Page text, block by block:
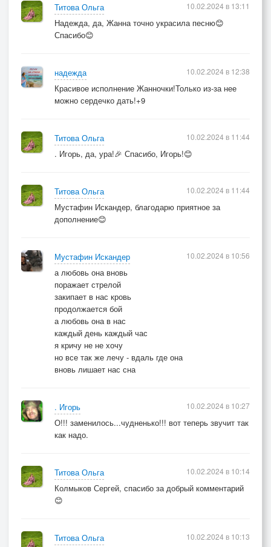
Титова Ольга
Надежда, да, Жанна точно украсила песню😊
Спасибо😊
10.02.2024 в 13:11
надежда
Красивое исполнение Жанночки!Только из-за нее
можно сердечко дать!+9
10.02.2024 в 12:38
Титова Ольга
. Игорь, да, ура!🎉 Спасибо, Игорь!😊
10.02.2024 в 11:44
Титова Ольга
Мустафин Искандер, благодарю приятное за
дополнение😊
10.02.2024 в 11:44
Мустафин Искандер
а любовь она вновь
поражает стрелой
закипает в нас кровь
продолжается бой
а любовь она в нас
каждый день каждый час
я кричу не не хочу
но все так же лечу - вдаль где она
вновь лишает нас сна
10.02.2024 в 10:56
. Игорь
О!!! заменилось...чудненько!!! вот теперь звучит так
как надо.
10.02.2024 в 10:27
Титова Ольга
Колмыков Сергей, спасибо за добрый комментарий
😊
10.02.2024 в 10:14
Титова Ольга
10.02.2024 в 10:13